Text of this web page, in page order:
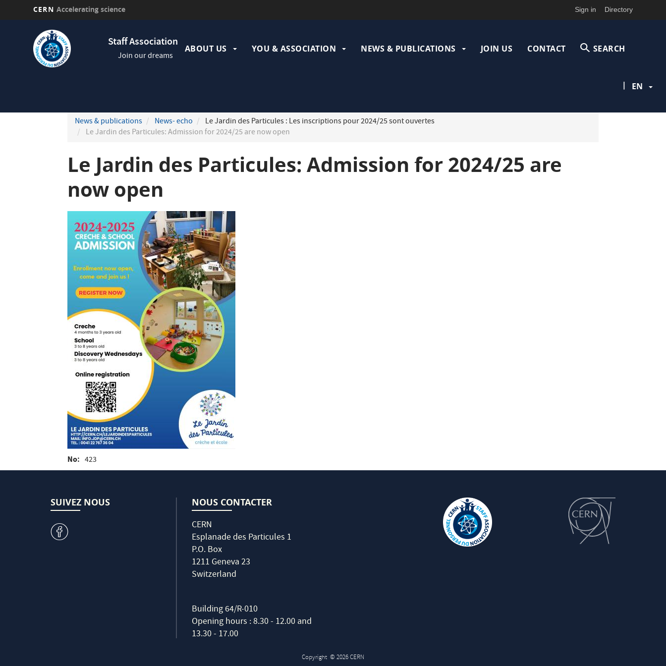
CERN Accelerating science Sign in Directory
Staff Association
Join our dreams principale
ABOUT US YOU & ASSOCIATION NEWS & PUBLICATIONS JOIN US CONTACT SEARCH
| EN
News & publications News- echo
Le Jardin des Particules : Les inscriptions pour 2024/25 sont ouvertes
Le Jardin des Particules: Admission for 2024/25 are now open
Le Jardin des Particules: Admission for 2024/25 are
now open
No 423
SUIVEZ NOUS
v
NOUS CONTACTER
CERN
Esplanade des Particules 1
P.O. Box
1211 Geneva 23
Switzerland
Building 64/R-010
Opening hours : 8.30 - 12.00 and
13.30 - 17.00
Copyright © 2026 CERN